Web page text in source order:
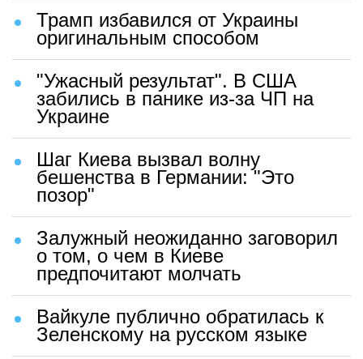
Трамп избавился от Украины
оригинальным способом
"Ужасный результат". В США
забились в панике из-за ЧП на
Украине
Шаг Киева вызвал волну
бешенства в Германии: "Это
позор"
Залужный неожиданно заговорил
о том, о чем в Киеве
предпочитают молчать
Вайкуле публично обратилась к
Зеленскому на русском языке